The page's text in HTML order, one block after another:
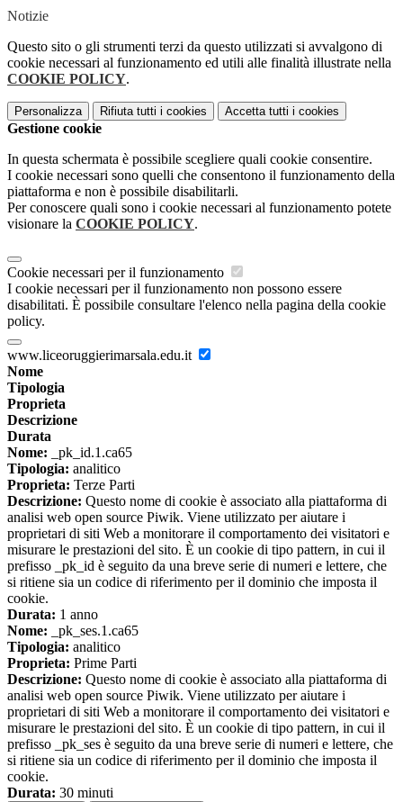
Notizie
Questo sito o gli strumenti terzi da questo utilizzati si avvalgono di
cookie necessari al funzionamento ed utili alle finalità illustrate nella
COOKIE POLICY.
Personalizza Rifiuta tutti i cookies Accetta tutti i cookies
Gestione cookie
In questa schermata è possibile scegliere quali cookie consentire.
I cookie necessari sono quelli che consentono il funzionamento della
piattaforma e non è possibile disabilitarli.
Per conoscere quali sono i cookie necessari al funzionamento potete
visionare la COOKIE POLICY.
Cookie necessari per il funzionamento
I cookie necessari per il funzionamento non possono essere
disabilitati. È possibile consultare l'elenco nella pagina della cookie
policy.
www.liceoruggierimarsala.edu.it
Nome
Tipologia
Proprieta
Descrizione
Durata
Nome: _pk_id.1.ca65
Tipologia: analitico
Proprieta: Terze Parti
Descrizione: Questo nome di cookie è associato alla piattaforma di
analisi web open source Piwik. Viene utilizzato per aiutare i
proprietari di siti Web a monitorare il comportamento dei visitatori e
misurare le prestazioni del sito. È un cookie di tipo pattern, in cui il
prefisso _pk_id è seguito da una breve serie di numeri e lettere, che
si ritiene sia un codice di riferimento per il dominio che imposta il
cookie.
Durata: 1 anno
Nome: _pk_ses.1.ca65
Tipologia: analitico
Proprieta: Prime Parti
Descrizione: Questo nome di cookie è associato alla piattaforma di
analisi web open source Piwik. Viene utilizzato per aiutare i
proprietari di siti Web a monitorare il comportamento dei visitatori e
misurare le prestazioni del sito. È un cookie di tipo pattern, in cui il
prefisso _pk_ses è seguito da una breve serie di numeri e lettere, che
si ritiene sia un codice di riferimento per il dominio che imposta il
cookie.
Durata: 30 minuti